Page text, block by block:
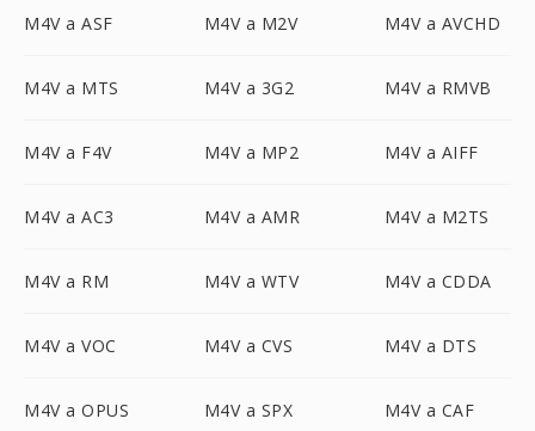
M4V a ASF M4V a M2V M4V a AVCHD
M4V a MTS M4V a 3G2 M4V a RMVB
M4V a F4V M4V a MP2 M4V a AIFF
M4V a AC3 M4V a AMR M4V a M2TS
M4V a RM M4V a WTV M4V a CDDA
M4V a VOC M4V a CVS M4V a DTS
M4V a OPUS M4V a SPX M4V a CAF